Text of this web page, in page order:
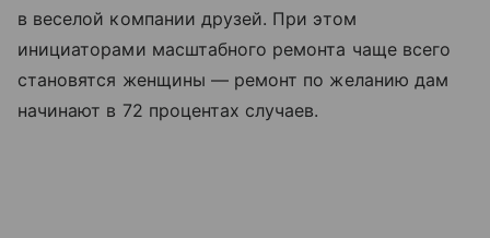
в веселой компании друзей. При этом
инициаторами масштабного ремонта чаще всего
становятся женщины — ремонт по желанию дам
начинают в 72 процентах случаев.